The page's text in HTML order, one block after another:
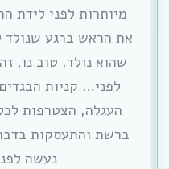
מיותרות לפני לידת
את הראש ברגע שנולד
שהוא נולד. טוב נו,
לפני… קניות
העגלה, הצטרפות
ברשת והתעסקות
נעשה